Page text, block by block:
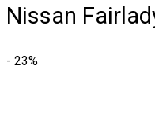
Nissan
- 23%